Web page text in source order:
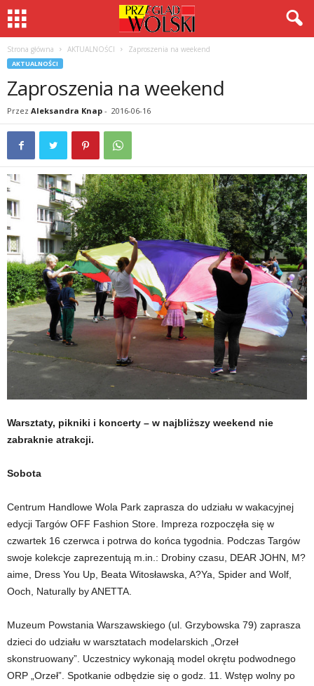
Strona główna AKTUALNOŚCI Zaproszenia na weekend
AKTUALNOŚCI
Zaproszenia na weekend
Przez Aleksandra Knap - 2016-06-16
Warsztaty, pikniki i koncerty – w najbliższy weekend nie
zabraknie atrakcji.
Sobota
Centrum Handlowe Wola Park zaprasza do udziału w wakacyjnej
edycji Targów OFF Fashion Store. Impreza rozpoczęła się w
czwartek 16 czerwca i potrwa do końca tygodnia. Podczas Targów
swoje kolekcje zaprezentują m.in.: Drobiny czasu, DEAR JOHN, M?
aime, Dress You Up, Beata Witosławska, A?Ya, Spider and Wolf,
Ooch, Naturally by ANETTA.
Muzeum Powstania Warszawskiego (ul. Grzybowska 79) zaprasza
dzieci do udziału w warsztatach modelarskich „Orzeł
skonstruowany”. Uczestnicy wykonają model okrętu podwodnego
ORP „Orzeł”. Spotkanie odbędzie się o godz. 11. Wstęp wolny po